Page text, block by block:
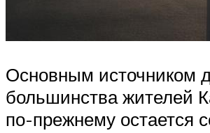
Основным источником
большинства жителей
по-прежнему остается